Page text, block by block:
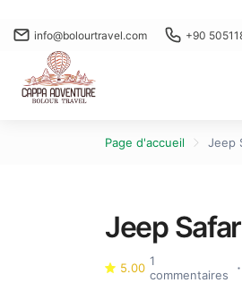
info@bolourtravel.com +90
Page d'accueil Jeep
Jeep
5.00 1
commentaires